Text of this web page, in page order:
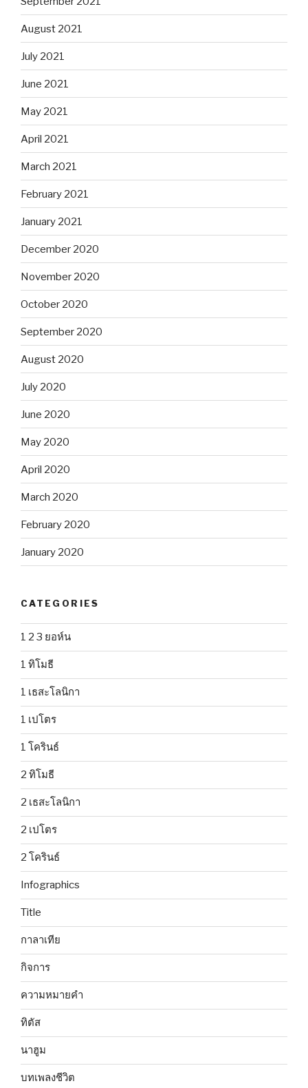
August 2021
July 2021
June 2021
May 2021
April 2021
March 2021
February 2021
January 2021
December 2020
November 2020
October 2020
September 2020
August 2020
July 2020
June 2020
May 2020
April 2020
March 2020
February 2020
January 2020
CATEGORIES
1 2 3 ยอห์น
1 ทิโมธี
1 เธสะโลนิกา
1 เปโตร
1 โครินธ์
2 ทิโมธี
2 เธสะโลนิกา
2 เปโตร
2 โครินธ์
Infographics
Title
กาลาเทีย
กิจการ
ความหมายคำ
ทิตัส
นาฮูม
บทเพลงชีวิต